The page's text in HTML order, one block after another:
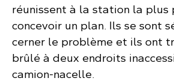
réunissent à la station la plus
concevoir un plan. Ils se sont
cerner le problème et ils ont
brûlé à deux endroits
camion-nacelle.